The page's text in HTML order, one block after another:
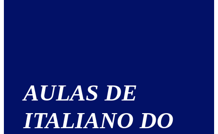
AULAS DE
ITALIANO DO